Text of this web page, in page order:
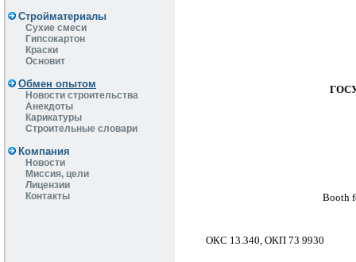
Стройматериалы
Сухие смеси
Гипсокартон
Краски
Основит
Обмен опытом
Новости строительства
Анекдоты
Карикатуры
Строительные словари
Компания
Новости
Миссия, цели
Лицензии
Контакты
Booth
ОКС 13.340, ОКП 73 9930